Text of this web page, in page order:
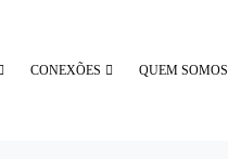
CONEXÕES QUEM SOMOS